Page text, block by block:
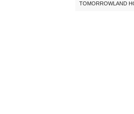
TOMORROWLAND